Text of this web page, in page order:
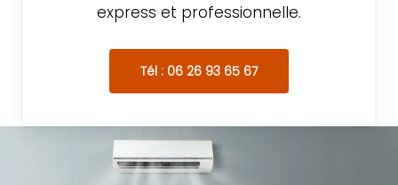
express et professionnelle.
Tél : 06 26 93 65 67